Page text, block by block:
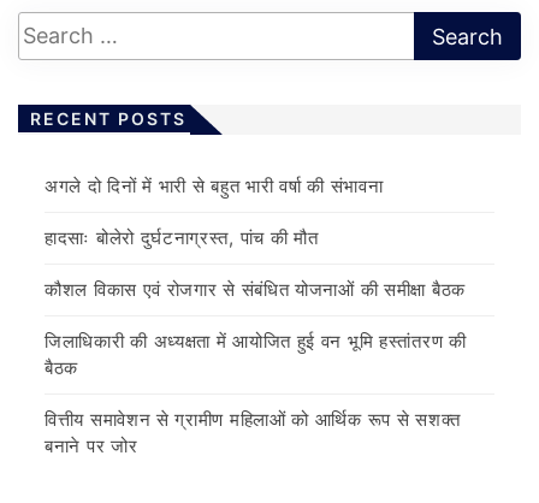
RECENT POSTS
अगले दो दिनों में भारी से बहुत भारी वर्षा की संभावना
हादसाः बोलेरो दुर्घटनाग्रस्त, पांच की मौत
कौशल विकास एवं रोजगार से संबंधित योजनाओं की समीक्षा बैठक
जिलाधिकारी की अध्यक्षता में आयोजित हुई वन भूमि हस्तांतरण की
बैठक
वित्तीय समावेशन से ग्रामीण महिलाओं को आर्थिक रूप से सशक्त
बनाने पर जोर